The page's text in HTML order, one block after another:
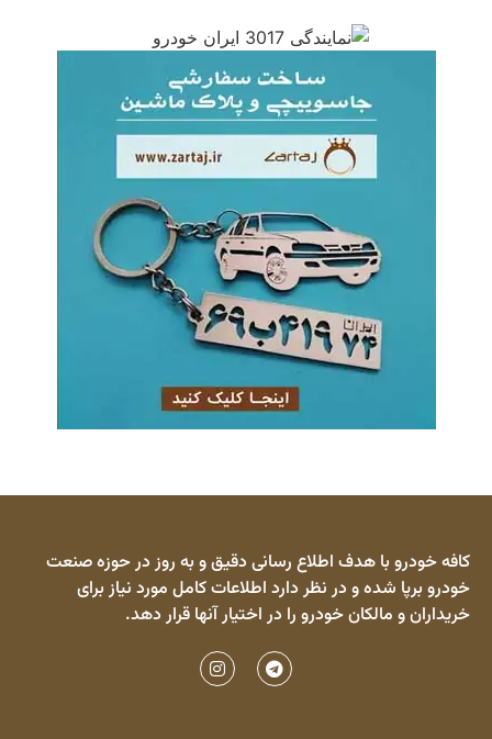
کافه خودرو با هدف اطلاع رسانی دقیق و به روز در حوزه صنعت
خودرو برپا شده و در نظر دارد اطلاعات کامل مورد نیاز برای
خریداران و مالکان خودرو را در اختیار آنها قرار دهد.